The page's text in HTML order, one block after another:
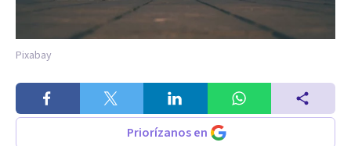
Pixabay
Priorízanos en